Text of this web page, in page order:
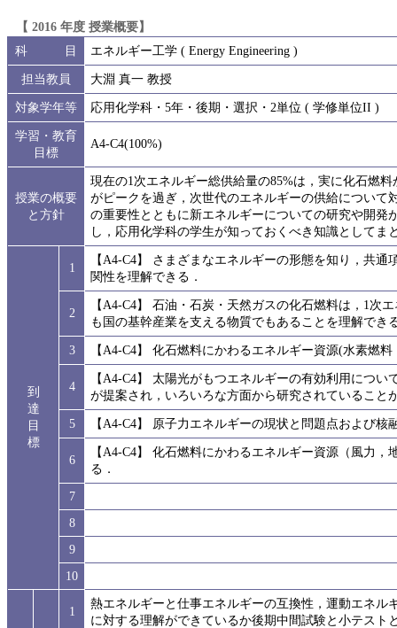
【 2016 年度 授業概要】
科 目
エネルギー工学 ( Energy Engineering )
担当教員
大淵 真一 教授
対象学年等
応用化学科・5年・後期・選択・2単位 ( 学修単位II )
学習・教育
目標
A4-C4(100%)
授業の概要
と方針
現在の1次エネルギー総供給量の85%は，実に化石燃
がピークを過ぎ，次世代のエネルギーの供給につい
の重要性とともに新エネルギーについての研究や開
し，応用化学科の学生が知っておくべき知識としてま
到
達
目
標
1
【A4-C4】 さまざまなエネルギーの形態を知り，共
関性を理解できる．
2
【A4-C4】 石油・石炭・天然ガスの化石燃料は，1次
も国の基幹産業を支える物質でもあることを理解でき
3
【A4-C4】 化石燃料にかわるエネルギー資源(水素燃
4
【A4-C4】 太陽光がもつエネルギーの有効利用につ
が提案され，いろいろな方面から研究されていること
5
【A4-C4】 原子力エネルギーの現状と問題点および
6
【A4-C4】 化石燃料にかわるエネルギー資源（風力
る．
7
8
9
10
1
熱エネルギーと仕事エネルギーの互換性，運動エネ
に対する理解ができているか後期中間試験と小テスト